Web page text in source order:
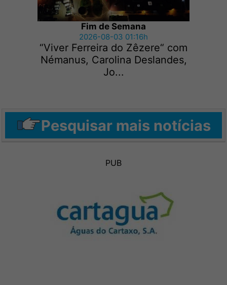
Fim de Semana
2026-08-03 01:16h
“Viver Ferreira do Zêzere“ com
Némanus, Carolina Deslandes,
Jo...
Pesquisar mais notícias
PUB